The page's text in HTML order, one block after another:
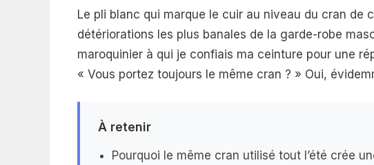
Le pli blanc qui marque le cuir au niveau du cran de
détériorations les plus banales de la garde-robe
maroquinier à qui je confiais ma ceinture pour une
« Vous portez toujours le même cran ? » Oui,
À retenir
Pourquoi le même cran utilisé tout l’été crée